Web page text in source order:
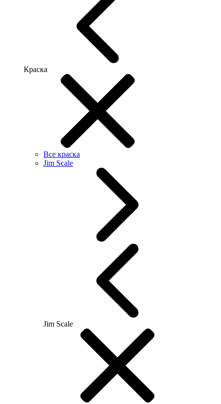
Краска
Все краска
Jim Scale
Jim Scale